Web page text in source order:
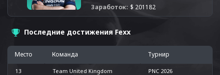
Заработок: $ 201182
Последние достижения Fexx
Место Команда Турнир
13 Team United Kingdom PNC 2026